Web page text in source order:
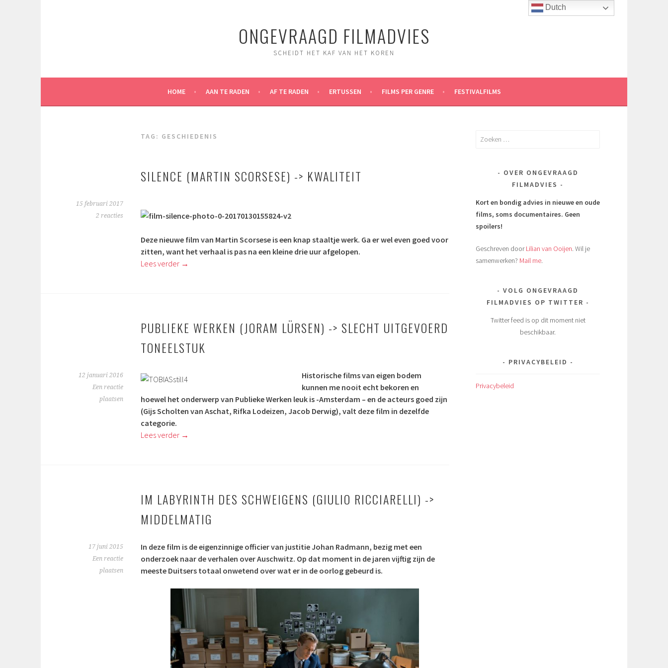
ONGEVRAAGD FILMADVIES
SCHEIDT HET KAF VAN HET KOREN
HOME AAN TE RADEN AF TE RADEN ERTUSSEN FILMS PER GENRE FESTIVALFILMS
TAG: GESCHIEDENIS
SILENCE (MARTIN SCORSESE) -> KWALITEIT
15 februari 2017
2 reacties
Deze nieuwe film van Martin Scorsese is een knap staaltje werk. Ga er wel even goed voor
zitten, want het verhaal is pas na een kleine drie uur afgelopen.
Lees verder →
PUBLIEKE WERKEN (JORAM LÜRSEN) -> SLECHT UITGEVOERD
TONEELSTUK
12 januari 2016
Een reactie
plaatsen
Historische films van eigen bodem
kunnen me nooit echt bekoren en
hoewel het onderwerp van Publieke Werken leuk is -Amsterdam – en de acteurs goed zijn
(Gijs Scholten van Aschat, Rifka Lodeizen, Jacob Derwig), valt deze film in dezelfde
categorie.
Lees verder →
IM LABYRINTH DES SCHWEIGENS (GIULIO RICCIARELLI) ->
MIDDELMATIG
17 juni 2015
Een reactie
plaatsen
In deze film is de eigenzinnige officier van justitie Johan Radmann, bezig met een
onderzoek naar de verhalen over Auschwitz. Op dat moment in de jaren vijftig zijn de
meeste Duitsers totaal onwetend over wat er in de oorlog gebeurd is.
Zoeken
OVER ONGEVRAAGD
FILMADVIES
Kort en bondig advies in nieuwe en oude
films, soms documentaires. Geen
spoilers!
Geschreven doorLilian van Ooijen. Wil je
samenwerken? Mail me.
VOLG ONGEVRAAGD
FILMADVIES OP TWITTER
Twitter feed is op dit moment niet
beschikbaar.
PRIVACYBELEID
Privacybeleid
Dutch